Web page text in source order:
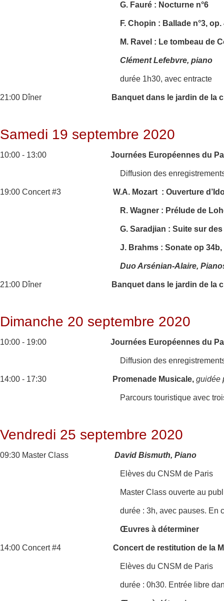
G. Fauré : Nocturne n°6
F. Chopin : Ballade n°3, op.
M. Ravel : Le tombeau de
Clément Lefebvre, piano
durée 1h30, avec entracte
21:00 Dîner Banquet dans le jardin de la
Samedi 19 septembre 2020
10:00 - 13:00 Journées Européennes du
Diffusion des
19:00 Concert #3 W.A. Mozart : Ouverture
R. Wagner : Prélude de
G. Saradjian : Suite sur
J. Brahms : Sonate op
Duo Arsénian-Alaire,
21:00 Dîner Banquet dans le jardin de la
Dimanche 20 septembre 2020
10:00 - 19:00 Journées Européennes du
Diffusion des
14:00 - 17:30 Promenade Musicale, guidée
Parcours touristique avec
Vendredi 25 septembre 2020
09:30 Master Class David Bismuth, Piano
Elèves du CNSM de Paris
Master Class ouverte au
durée : 3h, avec pauses. En
Œuvres à déterminer
14:00 Concert #4 Concert de restitution de la
Elèves du CNSM de Paris
durée : 0h30. Entrée libre